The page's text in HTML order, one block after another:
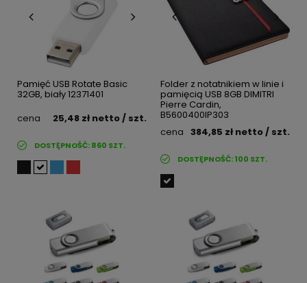
Pamięć USB Rotate Basic
32GB, biały 12371401
cena
25,48 zł netto/ szt.
DOSTĘPNOŚĆ:860 SZT.
Folder z notatnikiem w linie i
pamięcią USB 8GB DIMITRI
Pierre Cardin,
B5600400IP303
cena 384,85 zł netto/ szt.
DOSTĘPNOŚĆ:100 SZT.